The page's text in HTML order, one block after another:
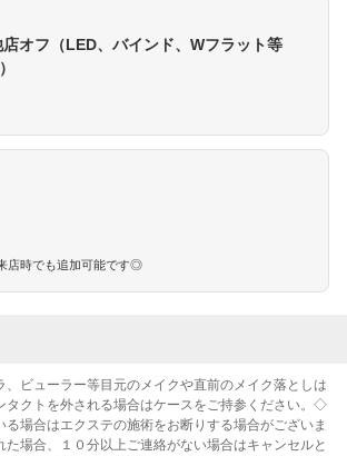
店オフ（LED、バインド、Wフラット等
店時でも追加可能です◎
ビューラー等目元のメイクや直前のメイク落としは
クトを外される場合はケースをご持参ください。◇
る場合はエクステの施術をお断りする場合がございま
場合、１０分以上ご連絡がない場合はキャンセルと